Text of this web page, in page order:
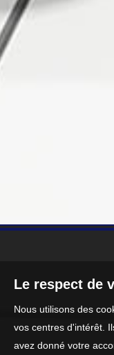
Le respect de
Nous utilisons des
vos centres d'intérêt.
avez donné votre